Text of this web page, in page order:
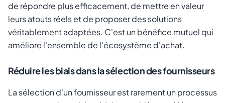
de répondre plus efficacement, de mettre en valeur
leurs atouts réels et de proposer des solutions
véritablement adaptées. C'est un bénéfice mutuel qui
améliore l'ensemble de l'écosystème d'achat.
Réduire les biais dans la sélection des fournisseurs
La sélection d'un fournisseur est rarement un processus